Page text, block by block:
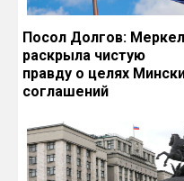
Посол Долгов:
раскрыла чистую
правду о целях
соглашений